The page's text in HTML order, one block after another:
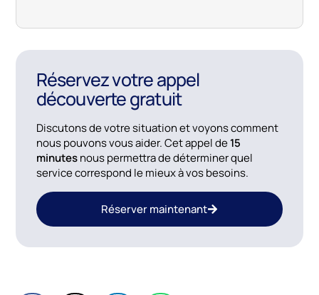
Réservez votre appel
découverte gratuit
Discutons de votre situation et voyons comment
nous pouvons vous aider. Cet appel de15
minutesnous permettra de déterminer quel
service correspond le mieux à vos besoins.
Réserver maintenant